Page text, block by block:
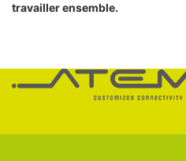
travailler ensemble.